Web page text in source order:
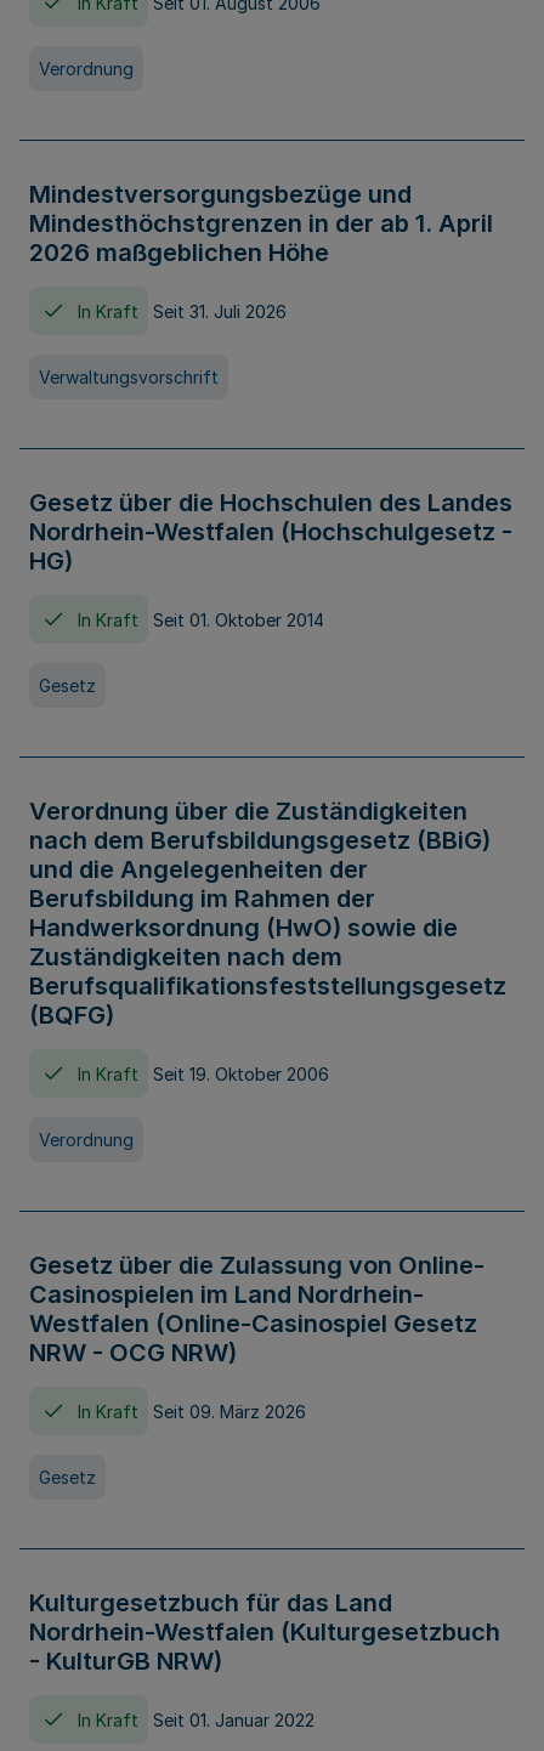
Verordnung
Mindestversorgungsbezüge und
Mindesthöchstgrenzen in der ab 1. April
2026 maßgeblichen Höhe
In Kraft Seit 31. Juli 2026
Verwaltungsvorschrift
Gesetz über die Hochschulen des Landes
Nordrhein-Westfalen (Hochschulgesetz -
HG)
In Kraft Seit 01. Oktober 2014
Gesetz
Verordnung über die Zuständigkeiten
nach dem Berufsbildungsgesetz (BBiG)
und die Angelegenheiten der
Berufsbildung im Rahmen der
Handwerksordnung (HwO) sowie die
Zuständigkeiten nach dem
Berufsqualifikationsfeststellungsgesetz
(BQFG)
In Kraft Seit 19. Oktober 2006
Verordnung
Gesetz über die Zulassung von Online-
Casinospielen im Land Nordrhein-
Westfalen (Online-Casinospiel Gesetz
NRW - OCG NRW)
In Kraft Seit 09. März 2026
Gesetz
Kulturgesetzbuch für das Land
Nordrhein-Westfalen (Kulturgesetzbuch
- KulturGB NRW)
In Kraft Seit 01. Januar 2022